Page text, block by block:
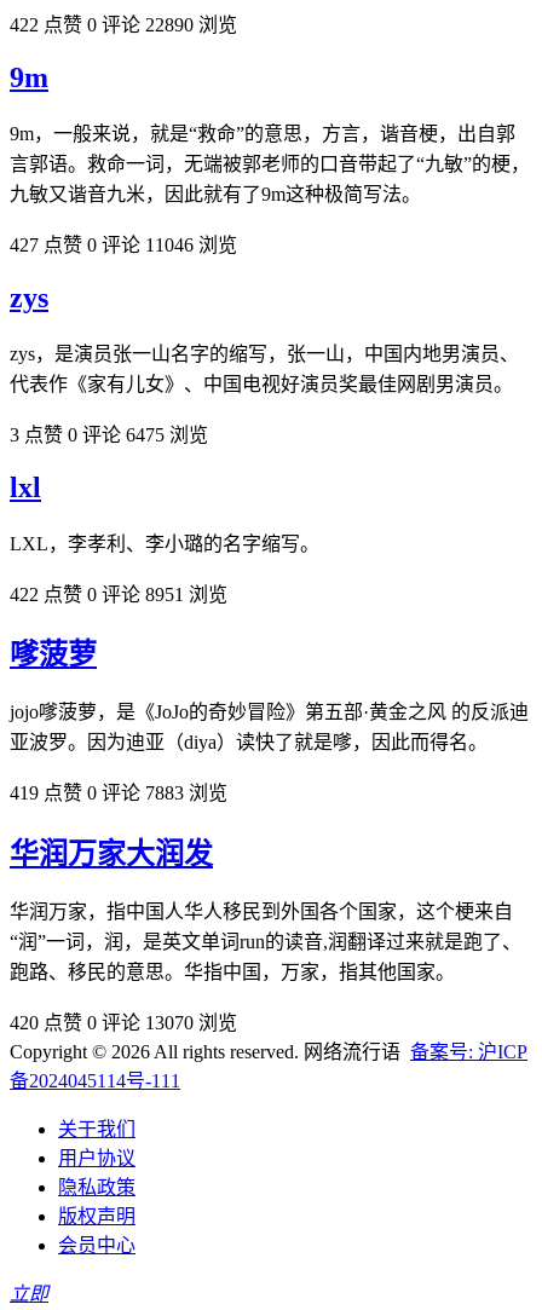
422 点赞 0 评论 22890 浏览
9m
9m，一般来说，就是“救命”的意思，方言，谐音梗，出自郭
言郭语。救命一词，无端被郭老师的口音带起了“九敏”的梗，
九敏又谐音九米，因此就有了9m这种极简写法。
427 点赞 0 评论 11046 浏览
zys
zys，是演员张一山名字的缩写，张一山，中国内地男演员、
代表作《家有儿女》、中国电视好演员奖最佳网剧男演员。
3 点赞 0 评论 6475 浏览
lxl
LXL，李孝利、李小璐的名字缩写。
422 点赞 0 评论 8951 浏览
嗲菠萝
jojo嗲菠萝，是《JoJo的奇妙冒险》第五部·黄金之风 的反派迪
亚波罗。因为迪亚（diya）读快了就是嗲，因此而得名。
419 点赞 0 评论 7883 浏览
华润万家大润发
华润万家，指中国人华人移民到外国各个国家，这个梗来自
“润”一词，润，是英文单词run的读音,润翻译过来就是跑了、
跑路、移民的意思。华指中国，万家，指其他国家。
420 点赞 0 评论 13070 浏览
Copyright © 2026 All rights reserved. 网络流行语 备案号: 沪ICP
备2024045114号-111
关于我们
用户协议
隐私政策
版权声明
会员中心
立即